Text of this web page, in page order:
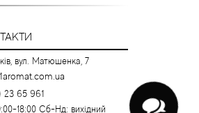
вул. Матюшенка, 7
23 65 961
18:00 Сб-Нд: вихідний